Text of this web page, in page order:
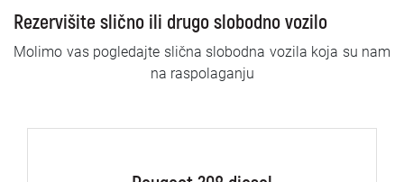
Rezervišite slično ili drugo slobodno vozilo
Molimo vas pogledajte slična slobodna vozila koja su nam
na raspolaganju